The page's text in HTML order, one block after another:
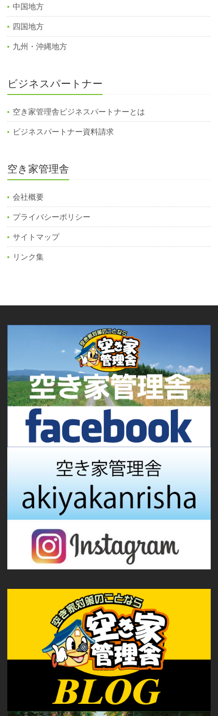
中国地方
四国地方
九州・沖縄地方
ビジネスパートナー
空き家管理舎ビジネスパートナーとは
ビジネスパートナー資料請求
空き家管理舎
会社概要
プライバシーポリシー
サイトマップ
リンク集